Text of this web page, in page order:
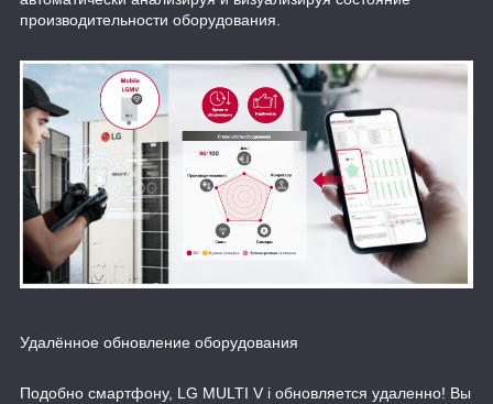
производительности оборудования.
Удалённое обновление оборудования
Подобно смартфону, LG MULTI V i обновляется удаленно! Вы